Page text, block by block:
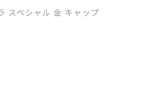
スペシャル 金 キャップ